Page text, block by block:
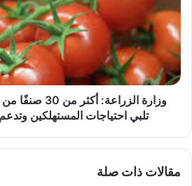
من
30
صنفًا
من
الطماطم
حول
العالم
مقاومة
وزارة الزراعة:
تلبي احتياجات المستهلكين
مقالات ذات صلة